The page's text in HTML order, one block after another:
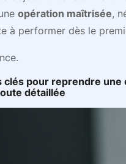
opération maîtrisée,
à performer dès le
clés pour reprendre
détaillée